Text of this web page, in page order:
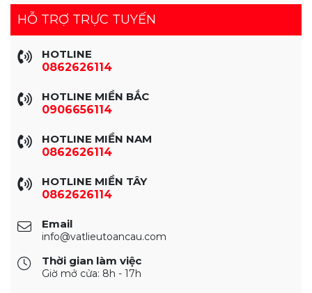
HỖ TRỢ TRỰC TUYẾN
HOTLINE
0862626114
HOTLINE MIỀN BẮC
0906656114
HOTLINE MIỀN NAM
0862626114
HOTLINE MIỀN TÂY
0862626114
Email
info@vatlieutoancau.com
Thời gian làm việc
Giờ mở cửa: 8h - 17h